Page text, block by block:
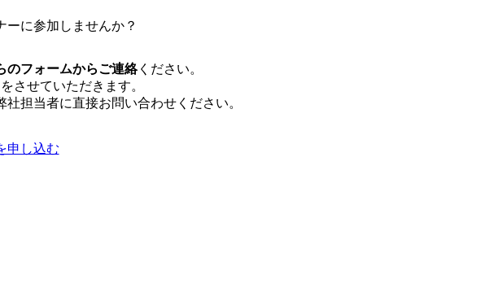
ーに参加しませんか？
のフォームからご連絡ください。
させていただきます。
担当者に直接お問い合わせください。
申し込む